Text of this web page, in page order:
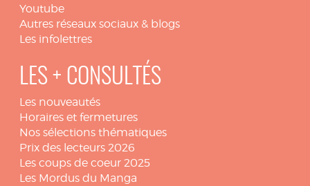
Youtube
Autres réseaux sociaux & blogs
Les infolettres
LES + CONSULTÉS
Les nouveautés
Horaires et fermetures
Nos sélections thématiques
Prix des lecteurs 2026
Les coups de coeur 2025
Les Mordus du Manga